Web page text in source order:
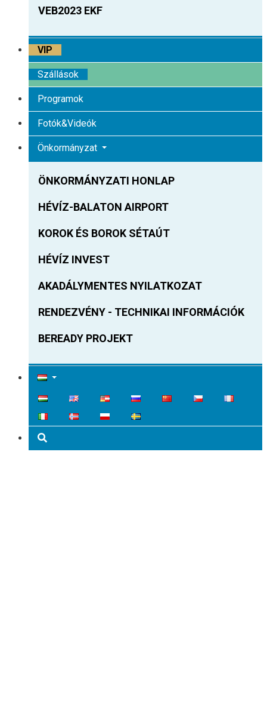
VEB2023 EKF
VIP
Szállások
Programok
Fotók&Videók
Önkormányzat
ÖNKORMÁNYZATI HONLAP
HÉVÍZ-BALATON AIRPORT
KOROK ÉS BOROK SÉTAÚT
HÉVÍZ INVEST
AKADÁLYMENTES NYILATKOZAT
RENDEZVÉNY - TECHNIKAI INFORMÁCIÓK
BEREADY PROJEKT